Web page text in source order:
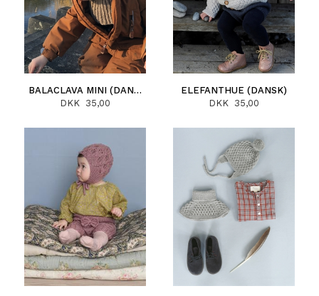
BALACLAVA MINI (DANSK)
DKK 35,00
ELEFANTHUE (DANSK)
DKK 35,00